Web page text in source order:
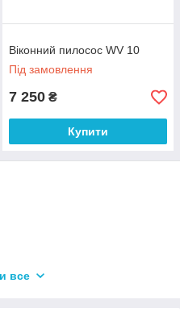
Віконний пилосос WV 10
Під замовлення
7 250 ₴
Купити
все